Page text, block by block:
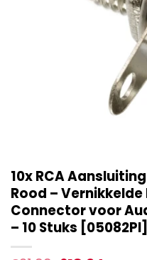
10x RCA
Rood –
Connector voor
– 10 Stuks [05082PI]